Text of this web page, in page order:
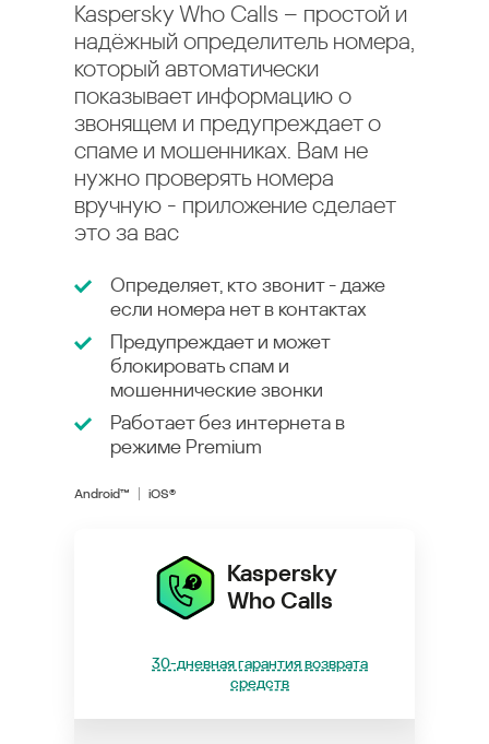
Kaspersky Who Calls – простой и
надёжный определитель номера,
который автоматически
показывает информацию о
звонящем и предупреждает о
спаме и мошенниках. Вам не
нужно проверять номера
вручную - приложение сделает
это за вас
Определяет, кто звонит - даже
если номера нет в контактах
Предупреждает и может
блокировать спам и
мошеннические звонки
Работает без интернета в
режиме Premium
Android™ iOS®
Kaspersky
Who Calls
30-дневная гарантия возврата
средств